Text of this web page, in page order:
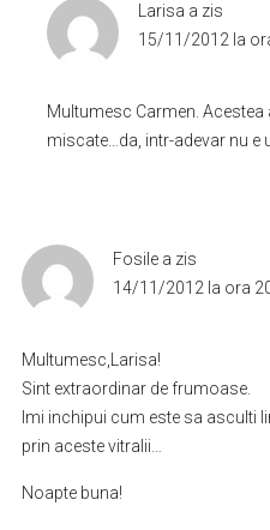
Larisa a zis
15/11/2012 la
Multumesc Carmen.
miscate…da, intr-adevar nu e
Fosile a zis
14/11/2012 la ora
Multumesc,Larisa!
Sint extraordinar de frumoase.
Imi inchipui cum este sa asculti
prin aceste vitralii…
Noapte buna!